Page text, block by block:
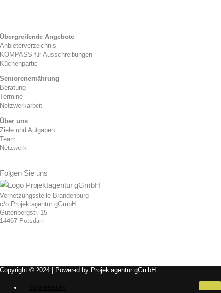
Übergreifende Angebote
Anbieterverzeichnis
KOMPASS für Ausschreibungen
Küchenpartie
Seniorenernährung
Beratung
Termine
Netzwerkarbeit
Über uns
Ziele und Aufgaben
Team
Netzwerk
Folgen Sie uns
Vernetzungsstelle Brandenburg
c/o Projektagentur gGmbH
Gutenbergstr. 15
14467 Potsdam
Copyright © 2024 | Powered by Projektagentur gGmbH